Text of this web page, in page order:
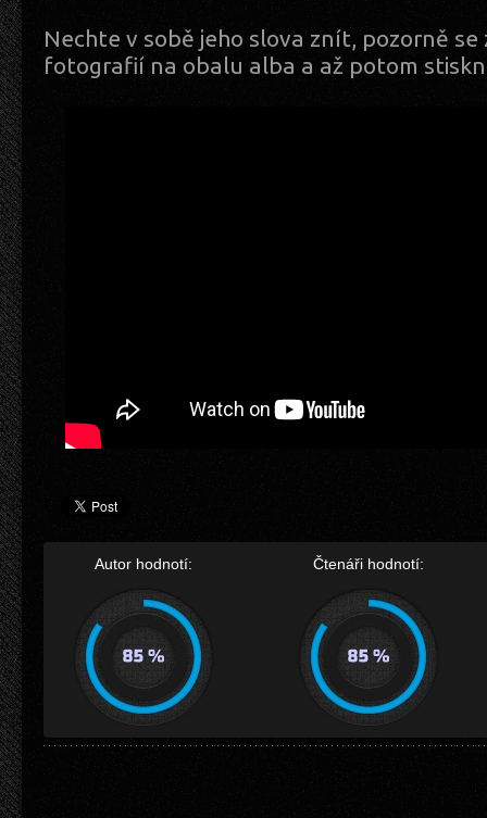
Nechte v sobě jeho slova znít, pozorně
fotografií na obalu alba a až potom
Autor hodnotí: Čtenáři hodnotí: